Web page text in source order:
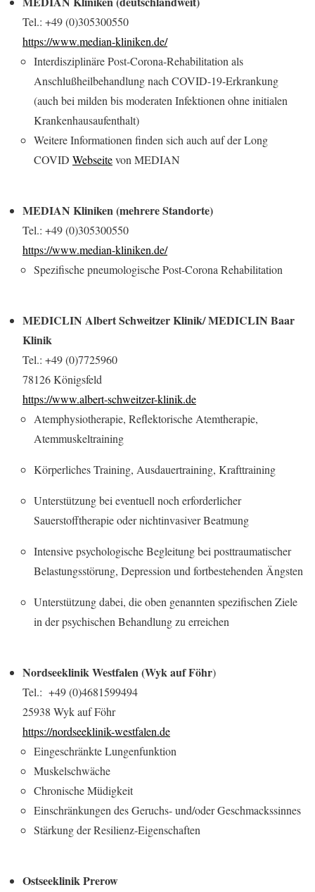
Tel.: +49 (0)305300550
https://www.median-kliniken.de/
Interdisziplinäre Post-Corona-Rehabilitation als
Anschlußheilbehandlung nach COVID-19-Erkrankung
(auch bei milden bis moderaten Infektionen ohne initialen
Krankenhausaufenthalt)
Weitere Informationen finden sich auch auf der Long
COVID Webseitevon MEDIAN
MEDIAN Kliniken (mehrere Standorte)
Tel.: +49 (0)305300550
https://www.median-kliniken.de/
Spezifische pneumologische Post-Corona Rehabilitation
MEDICLIN Albert Schweitzer Klinik/ MEDICLIN Baar
Klinik
Tel.: +49 (0)7725960
78126 Königsfeld
https://www.albert-schweitzer-klinik.de
Atemphysiotherapie, Reflektorische Atemtherapie,
Atemmuskeltraining
Körperliches Training, Ausdauertraining, Krafttraining
Unterstützung bei eventuell noch erforderlicher
Sauerstofftherapie oder nichtinvasiver Beatmung
Intensive psychologische Begleitung bei posttraumatischer
Belastungsstörung, Depression und fortbestehenden Ängsten
Unterstützung dabei, die oben genannten spezifischen Ziele
in der psychischen Behandlung zu erreichen
Nordseeklinik Westfalen (Wyk auf Föhr)
Tel.: +49 (0)4681599494
25938 Wyk auf Föhr
https://nordseeklinik-westfalen.de
Eingeschränkte Lungenfunktion
Muskelschwäche
Chronische Müdigkeit
Einschränkungen des Geruchs- und/oder Geschmackssinnes
Stärkung der Resilienz-Eigenschaften
Ostseeklinik Prerow